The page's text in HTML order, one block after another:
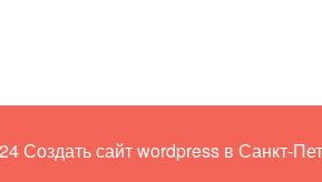
Создать сайт wordpress в Санкт-